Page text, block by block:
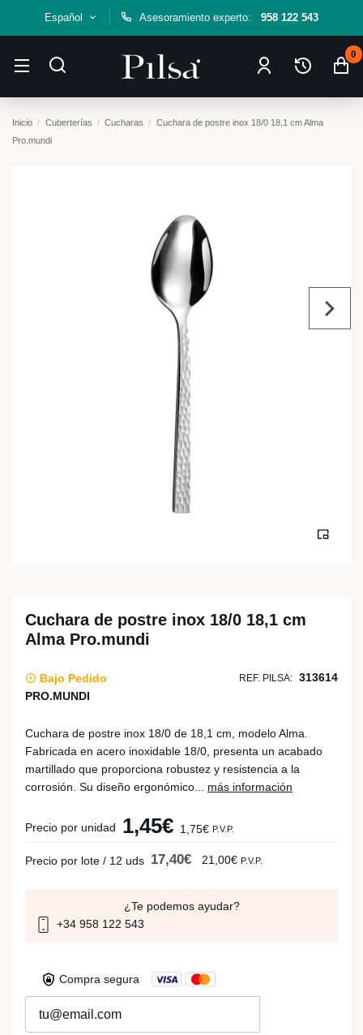
Español Asesoramiento experto: 958 122 543
0
Inicio Cuberterías Cucharas
Cuchara de postre inox 18/0 18,1 cm Alma
Pro.mundi
Cuchara de postre inox 18/0 18,1 cm
Alma Pro.mundi
Bajo Pedido REF. PILSA: 313614
PRO.MUNDI
Cuchara de postre inox 18/0 de 18,1 cm, modelo Alma.
Fabricada en acero inoxidable 18/0, presenta un acabado
martillado que proporciona robustez y resistencia a la
corrosión. Su diseño ergonómico... más información
Precio por unidad 1,45€ 1,75€ P.V.P.
Precio por lote / 12 uds 17,40€ 21,00€ P.V.P.
¿Te podemos ayudar?
+34 958 122 543
Compra segura